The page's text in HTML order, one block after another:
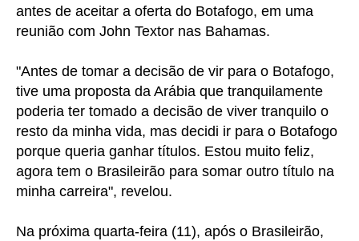
antes de aceitar a oferta do Botafogo, em uma
reunião com John Textor nas Bahamas.
"Antes de tomar a decisão de vir para o Botafogo,
tive uma proposta da Arábia que tranquilamente
poderia ter tomado a decisão de viver tranquilo o
resto da minha vida, mas decidi ir para o Botafogo
porque queria ganhar títulos. Estou muito feliz,
agora tem o Brasileirão para somar outro título na
minha carreira", revelou.
Na próxima quarta-feira (11), após o Brasileirão,